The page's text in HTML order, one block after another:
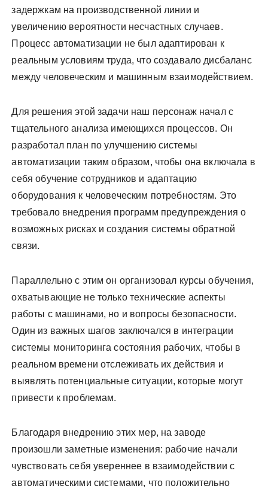
задержкам на производственной линии и
увеличению вероятности несчастных случаев.
Процесс автоматизации не был адаптирован к
реальным условиям труда, что создавало дисбаланс
между человеческим и машинным взаимодействием.
Для решения этой задачи наш персонаж начал с
тщательного анализа имеющихся процессов. Он
разработал план по улучшению системы
автоматизации таким образом, чтобы она включала в
себя обучение сотрудников и адаптацию
оборудования к человеческим потребностям. Это
требовало внедрения программ предупреждения о
возможных рисках и создания системы обратной
связи.
Параллельно с этим он организовал курсы обучения,
охватывающие не только технические аспекты
работы с машинами, но и вопросы безопасности.
Один из важных шагов заключался в интеграции
системы мониторинга состояния рабочих, чтобы в
реальном времени отслеживать их действия и
выявлять потенциальные ситуации, которые могут
привести к проблемам.
Благодаря внедрению этих мер, на заводе
произошли заметные изменения: рабочие начали
чувствовать себя увереннее в взаимодействии с
автоматическими системами, что положительно